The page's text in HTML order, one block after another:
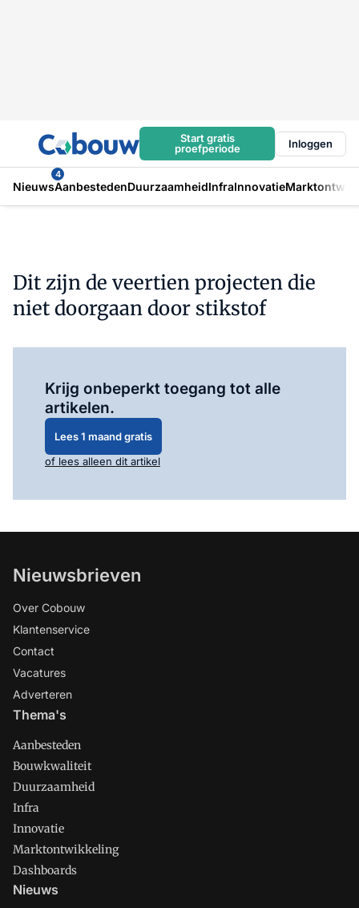
Start gratis
proefperiode
Inloggen
Nieuws
4
AanbestedenDuurzaamheidInfraInnovatie
Dit zijn de veertien projecten die
niet doorgaan door stikstof
Krijg onbeperkt toegang tot alle
artikelen.
Lees 1 maand gratis
of lees alleen dit artikel
Nieuwsbrieven
Over Cobouw
Klantenservice
Contact
Vacatures
Adverteren
Thema's
Aanbesteden
Bouwkwaliteit
Duurzaamheid
Infra
Innovatie
Marktontwikkeling
Dashboards
Nieuws